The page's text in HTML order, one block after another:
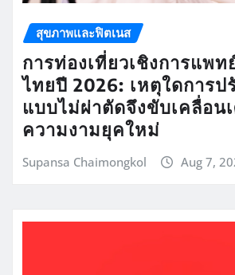
สุขภาพและฟิตเนส
การท่องเที่ยวเชิงการแพ
ไทยปี 2026: เหตุใดการป
แบบไม่ผ่าตัดจึงขับเคลื่อน
ความงามยุคใหม่
Supansa Chaimongkol Aug 7,